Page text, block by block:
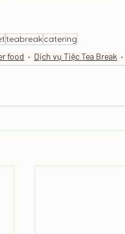
teabreakcatering
food Dịch vụ Tiệc Tea Break